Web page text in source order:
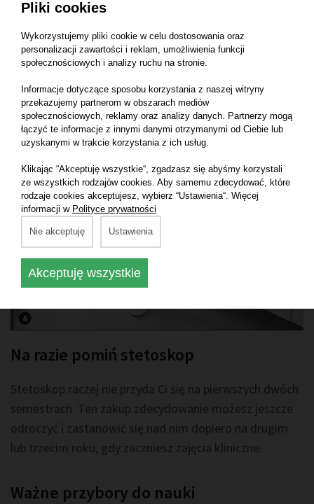
Na razie pomiń stetoskop
Stetoskop raczej nie przyda Ci się na pierwszych dwóch
semestrach. Ten zakup zdecydowanie możesz jeszcze
odroczyć i zastanowić się nad nim dopiero na drugim
lub trzecim roku, gdy zaczniesz zajęcia kliniczne.
Ważne przybory do nauki
Pliki cookies
Wykorzystujemy pliki cookie w celu dostosowania oraz
personalizacji zawartości i reklam, umożliwienia funkcji
społecznościowych i analizy ruchu na stronie.
Informacje dotyczące sposobu korzystania z naszej witryny
przekazujemy partnerom w obszarach mediów
społecznościowych, reklamy oraz analizy danych. Partnerzy mogą
łączyć te informacje z innymi danymi otrzymanymi od Ciebie lub
uzyskanymi w trakcie korzystania z ich usług.
Klikając “Akceptuję wszystkie“, zgadzasz się abyśmy korzystali
ze wszystkich rodzajów cookies. Aby samemu zdecydować, które
rodzaje cookies akceptujesz, wybierz “Ustawienia“. Więcej
informacji w Polityce prywatności
Nie akceptuję Ustawienia
Akceptuję wszystkie